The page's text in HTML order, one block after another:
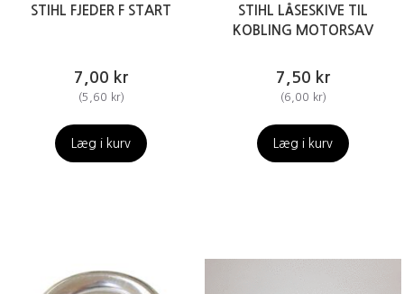
STIHL FJEDER F START
7,00 kr
(5,60 kr)
Læg i kurv
STIHL LÅSESKIVE TIL
KOBLING MOTORSAV
7,50 kr
(6,00 kr)
Læg i kurv